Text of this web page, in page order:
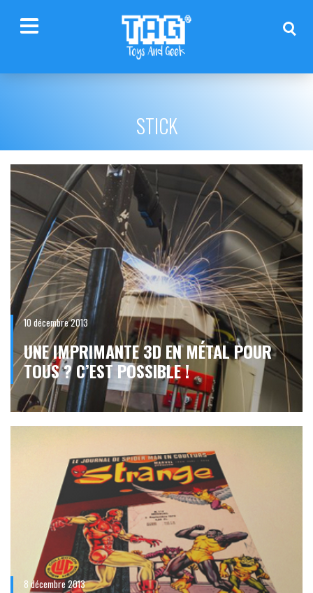
STICK
10 décembre 2013
UNE IMPRIMANTE 3D EN MÉTAL POUR
TOUS ? C’EST POSSIBLE !
8 décembre 2013